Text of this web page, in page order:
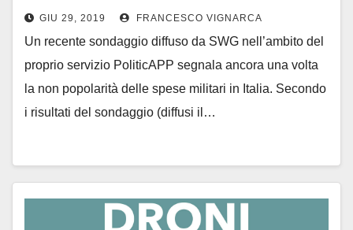
GIU 29, 2019 FRANCESCO VIGNARCA
Un recente sondaggio diffuso da SWG nell’ambito del
proprio servizio PoliticAPP segnala ancora una volta
la non popolarità delle spese militari in Italia. Secondo
i risultati del sondaggio (diffusi il…